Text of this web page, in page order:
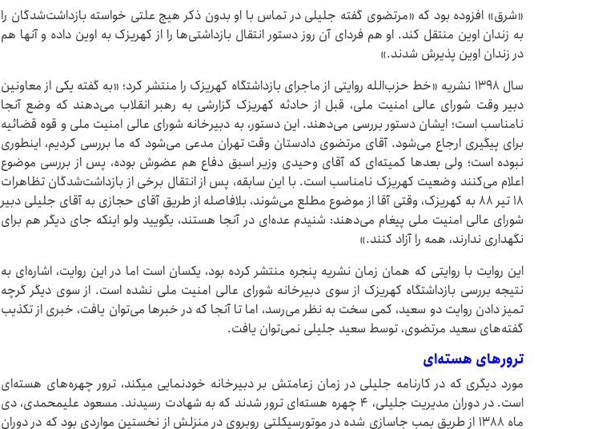
«شرق» افزوده بود که «مرتضوی گفته جلیلی در تماس با او بدون ذکر هیچ علتی خواسته بازداشت‌شدگان را
به زندان اوین منتقل کند. او هم فردای آن روز دستور انتقال بازداشتی‌ها را از کهریزک به اوین داده و آنها هم
در زندان اوین پذیرش شدند.»
سال ۱۳۹۸ نشریه «خط حزب‌الله روایتی از ماجرای بازداشتگاه کهریزک را منتشر کرد؛ «به گفته یکی از معاونین
دبیر وقت شورای عالی امنیت ملی، قبل از حادثه کهریزک گزارشی به رهبر انقلاب می‌دهند که وضع آنجا
نامناسب است؛ ایشان دستور بررسی می‌دهند. این دستور، به دبیرخانه شورای عالی امنیت ملی و قوه قضائیه
برای پیگیری ارجاع می‌شود. آقای مرتضوی دادستان وقت تهران مدعی می‌شود که ما بررسی کردیم، اینطوری
نبوده است؛ ولی بعدها کمیته‌ای که آقای وحیدی وزیر اسبق دفاع هم عضوش بوده، پس از بررسی موضوع
اعلام می‌کنند وضعیت کهریزک نامناسب است. با این سابقه، پس از انتقال برخی از بازداشت‌شدگان تظاهرات
۱۸ تیر ۸۸ به کهریزک، وقتی آقا از موضوع مطلع می‌شوند، بلافاصله از طریق آقای حجازی به آقای جلیلی دبیر
شورای عالی امنیت ملی پیغام می‌دهند: شنیدم عده‌ای در آنجا هستند، بگویید ولو اینکه جای دیگر هم برای
نگهداری ندارند، همه را آزاد کنند.»
این روایت با روایتی که همان زمان نشریه پنجره منتشر کرده بود، یکسان است اما در این روایت، اشاره‌ای به
نتیجه بررسی بازداشتگاه کهریزک از سوی دبیرخانه شورای عالی امنیت ملی نشده است. از سوی دیگر گرچه
تمیز دادن روایت دو سعید، کمی سخت به نظر می‌رسد، اما تا آنجا که در خبرها می‌توان یافت، خبری از تکذیب
گفته‌های سعید مرتضوی، توسط سعید جلیلی نمی‌توان یافت.
ترورهای هسته‌ای
مورد دیگری که در کارنامه جلیلی در زمان زعامتش بر دبیرخانه خودنمایی می‎کند، ترور چهره‌های هسته‌ای
است. در دوران مدیریت جلیلی، ۴ چهره هسته‌ای ترور شدند که به شهادت رسیدند. مسعود علیمحمدی، دی
ماه ۱۳۸۸ از طریق بمب جاسازی شده در موتورسیکلتی روبروی در منزلش از نخستین مواردی بود که در دوران